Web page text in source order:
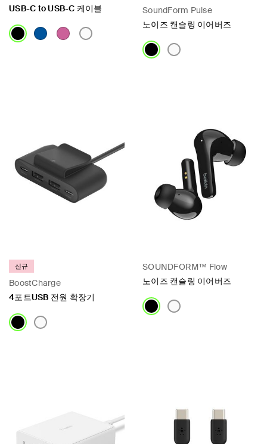
USB-C to USB-C 케이블
SoundForm Pulse
노이즈 캔슬링 이어버즈
BoostCharge
신규
4포트USB 전원 확장기
SOUNDFORM™ Flow
노이즈 캔슬링 이어버즈